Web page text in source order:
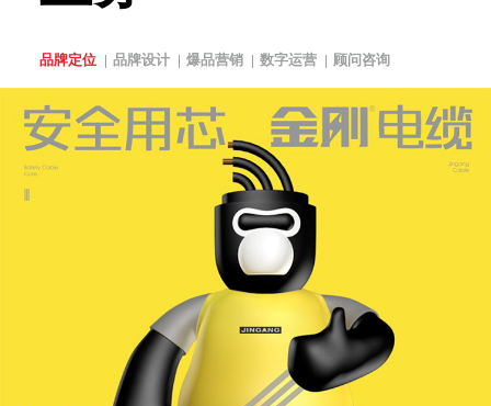
品牌定位 品牌设计 爆品营销 数字运营 顾问咨询